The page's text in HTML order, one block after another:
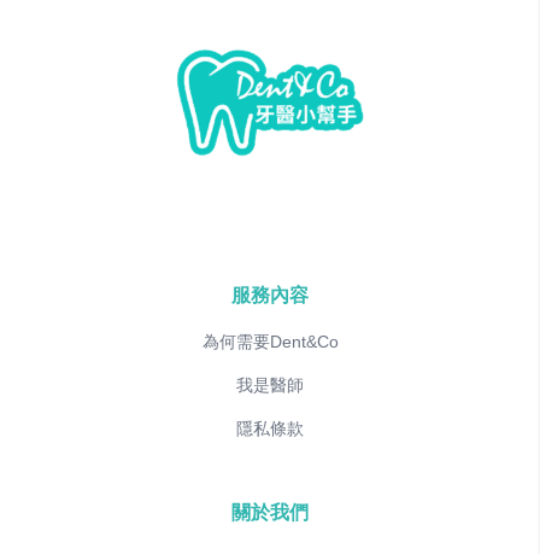
服務內容
為何需要Dent&Co
我是醫師
隱私條款
關於我們